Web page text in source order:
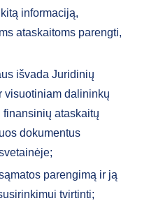
informaciją,
ataskaitoms parengti,
išvada Juridinių
visuotiniam dalininkų
ataskaitų
dokumentus
parengimą ir ją
tvirtinti;